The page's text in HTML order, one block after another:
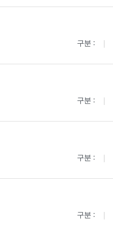
구분 :
구분 :
구분 :
구분 :